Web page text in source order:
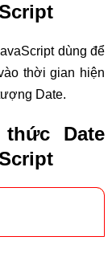
dùng để
thời gian hiện
Date.
Date